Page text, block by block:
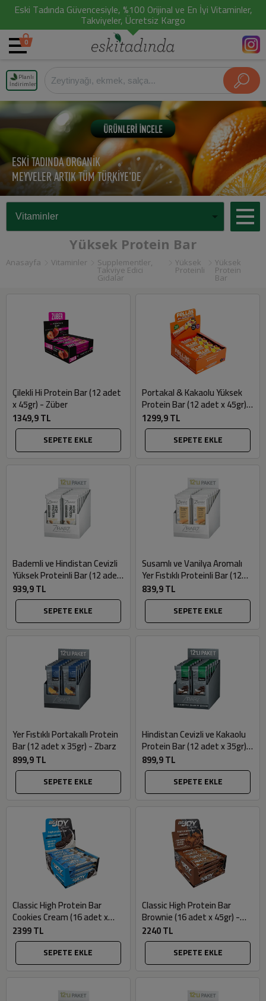
Eski Tadında Güvencesiyle, %100 Orijinal ve En İyi Vitaminler,
Takviyeler, Ücretsiz Kargo
0
Planlı
İndirimler
ESKİ TADINDA ORGANİK
MEYVELER ARTIK TÜM TÜRKİYE'DE
Yüksek Protein Bar
Anasayfa Vitaminler Supplementler,
Takviye Edici
Gıdalar
Yüksek
Proteinli
Yüksek
Protein
Bar
Çilekli Hi Protein Bar (12 adet
x 45gr) - Züber
1349,9 TL
SEPETE EKLE
Portakal & Kakaolu Yüksek
Protein Bar (12 adet x 45gr) -
Fellas
1299,9 TL
SEPETE EKLE
Bademli ve Hindistan Cevizli
Yüksek Proteinli Bar (12 adet
x 35gr) - Zbarz
939,9 TL
SEPETE EKLE
Susamlı ve Vanilya Aromalı
Yer Fıstıklı Proteinli Bar (12
adet x 35gr) - Zbarz
839,9 TL
SEPETE EKLE
Yer Fıstıklı Portakallı Protein
Bar (12 adet x 35gr) - Zbarz
899,9 TL
SEPETE EKLE
Hindistan Cevizli ve Kakaolu
Protein Bar (12 adet x 35gr) -
Zbarz
899,9 TL
SEPETE EKLE
Classic High Protein Bar
Cookies Cream (16 adet x
45gr) - Bigjoy
2399 TL
SEPETE EKLE
Classic High Protein Bar
Brownie (16 adet x 45gr) -
Bigjoy
2240 TL
SEPETE EKLE